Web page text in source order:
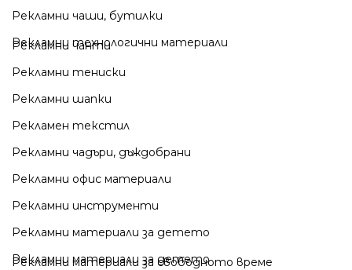
Рекламни чаши, бутилки
Рекламни технологични материали
Рекламни чанти
Рекламни тениски
Рекламни шапки
Рекламен текстил
Рекламни чадъри, дъждобрани
Рекламни офис материали
Рекламни инструменти
Рекламни материали за детето
Рекламни материали за детето
Рекламни материали за свободното време